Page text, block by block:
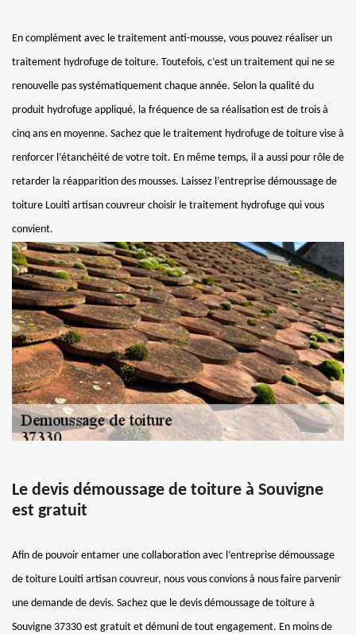
En complément avec le traitement anti-mousse, vous pouvez réaliser un
traitement hydrofuge de toiture. Toutefois, c’est un traitement qui ne se
renouvelle pas systématiquement chaque année. Selon la qualité du
produit hydrofuge appliqué, la fréquence de sa réalisation est de trois à
cinq ans en moyenne. Sachez que le traitement hydrofuge de toiture vise à
renforcer l’étanchéité de votre toit. En même temps, il a aussi pour rôle de
retarder la réapparition des mousses. Laissez l’entreprise démoussage de
toiture Louiti artisan couvreur choisir le traitement hydrofuge qui vous
convient.
Le devis démoussage de toiture à Souvigne
est gratuit
Afin de pouvoir entamer une collaboration avec l’entreprise démoussage
de toiture Louiti artisan couvreur, nous vous convions à nous faire parvenir
une demande de devis. Sachez que le devis démoussage de toiture à
Souvigne 37330 est gratuit et démuni de tout engagement. En moins de